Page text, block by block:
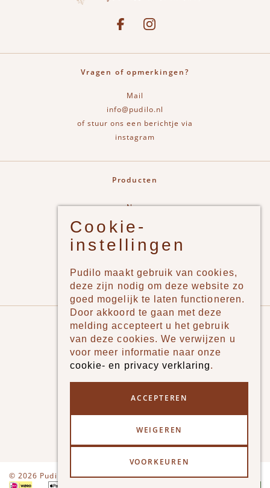
See our FacebookBekijk onze Instagram pagina
Vragen of opmerkingen?
Mail
info@pudilo.nl
of stuur ons een berichtje via
instagram
Producten
New
Jongens
Meisjes
Merken
Pudilo
Over ons
Algemene voorwaarden
Klantenservice - Ruilen & Retourneren
© 2026 Pudilo DisclaimerPrivacy
Cookie-
instellingen
Pudilo maakt gebruik van cookies,
deze zijn nodig om deze website zo
goed mogelijk te laten functioneren.
Door akkoord te gaan met deze
melding accepteert u het gebruik
van deze cookies. We verwijzen u
voor meer informatie naar onze
cookie- en privacy verklaring.
ACCEPTEREN
WEIGEREN
VOORKEUREN